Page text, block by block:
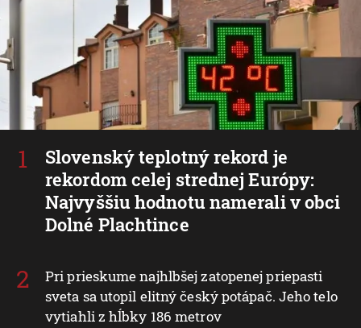
Slovenský teplotný rekord je
rekordom celej strednej Európy:
Najvyššiu hodnotu namerali v obci
Dolné Plachtince
Pri prieskume najhlbšej zatopenej priepasti
sveta sa utopil elitný český potápač. Jeho telo
vytiahli z hĺbky 186 metrov